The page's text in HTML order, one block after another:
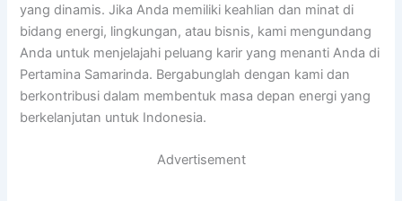
yang dinamis. Jika Anda memiliki keahlian dan minat di
bidang energi, lingkungan, atau bisnis, kami mengundang
Anda untuk menjelajahi peluang karir yang menanti Anda di
Pertamina Samarinda. Bergabunglah dengan kami dan
berkontribusi dalam membentuk masa depan energi yang
berkelanjutan untuk Indonesia.
Advertisement